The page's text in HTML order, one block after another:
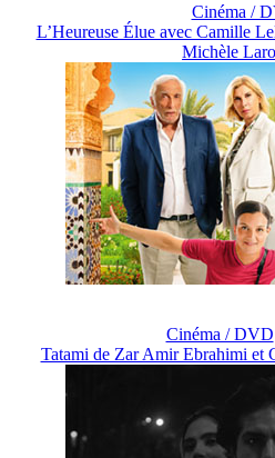
Cinéma /
L’Heureuse Élue avec Camille
Michèle
Cinéma / DVD
Tatami de Zar Amir Ebrahimi et